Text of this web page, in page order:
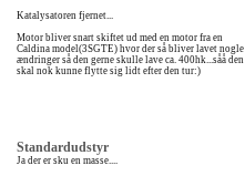
Katalysatoren fjernet...
Motor bliver snart skiftet ud med en motor fra en
Caldina model(3SGTE) hvor der så bliver lavet nogle
ændringer så den gerne skulle lave ca. 400hk...såå den
skal nok kunne flytte sig lidt efter den tur:)
Standardudstyr
Ja der er sku en masse....